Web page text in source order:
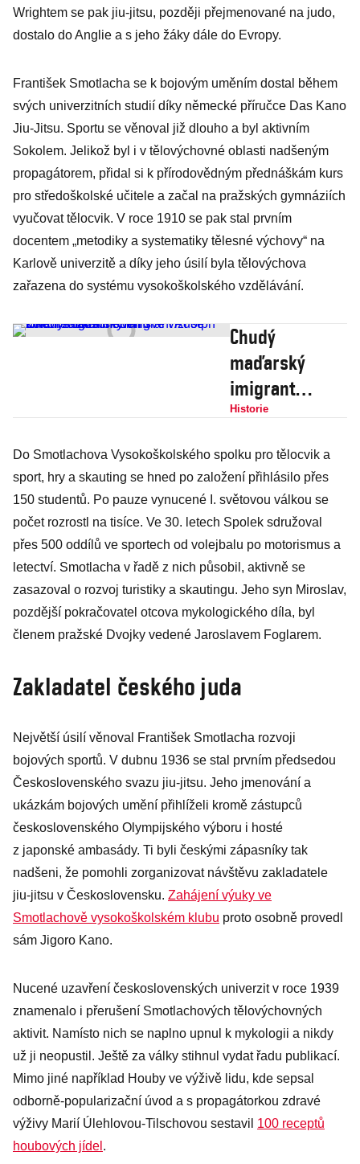
Wrightem se pak jiu-jitsu, později přejmenované na judo,
dostalo do Anglie a s jeho žáky dále do Evropy.
František Smotlacha se k bojovým uměním dostal během
svých univerzitních studií díky německé příručce Das Kano
Jiu-Jitsu. Sportu se věnoval již dlouho a byl aktivním
Sokolem. Jelikož byl i v tělovýchovné oblasti nadšeným
propagátorem, přidal si k přírodovědným přednáškám kurs
pro středoškolské učitele a začal na pražských gymnáziích
vyučovat tělocvik. V roce 1910 se pak stal prvním
docentem „metodiky a systematiky tělesné výchovy“ na
Karlově univerzitě a díky jeho úsilí byla tělovýchova
zařazena do systému vysokoškolského vzdělávání.
Chudý
maďarský
imigrant
Adolph Zukor
kinematografii.
Kvůli své vizi
se utkal i s
Edisonem
Historie
Do Smotlachova Vysokoškolského spolku pro tělocvik a
sport, hry a skauting se hned po založení přihlásilo přes
150 studentů. Po pauze vynucené I. světovou válkou se
počet rozrostl na tisíce. Ve 30. letech Spolek sdružoval
přes 500 oddílů ve sportech od volejbalu po motorismus a
letectví. Smotlacha v řadě z nich působil, aktivně se
zasazoval o rozvoj turistiky a skautingu. Jeho syn Miroslav,
pozdější pokračovatel otcova mykologického díla, byl
členem pražské Dvojky vedené Jaroslavem Foglarem.
Zakladatel českého juda
Největší úsilí věnoval František Smotlacha rozvoji
bojových sportů. V dubnu 1936 se stal prvním předsedou
Československého svazu jiu-jitsu. Jeho jmenování a
ukázkám bojových umění přihlíželi kromě zástupců
československého Olympijského výboru i hosté
z japonské ambasády. Ti byli českými zápasníky tak
nadšeni, že pomohli zorganizovat návštěvu zakladatele
jiu-jitsu v Československu. Zahájení výuky ve
Smotlachově vysokoškolském klubu proto osobně provedl
sám Jigoro Kano.
Nucené uzavření československých univerzit v roce 1939
znamenalo i přerušení Smotlachových tělovýchovných
aktivit. Namísto nich se naplno upnul k mykologii a nikdy
už ji neopustil. Ještě za války stihnul vydat řadu publikací.
Mimo jiné například Houby ve výživě lidu, kde sepsal
odborně-popularizační úvod a s propagátorkou zdravé
výživy Marií Úlehlovou-Tilschovou sestavil 100 receptů
houbových jídel .